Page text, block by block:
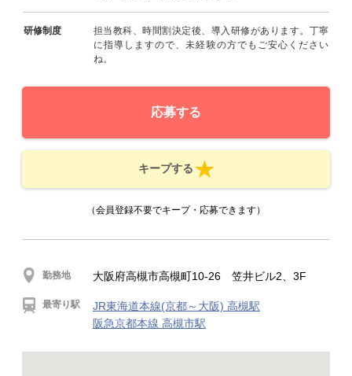
研修制度
担当教科、時間割決定後、導入研修があります。丁寧
に指導しますので、未経験の方でもご安心ください
ね。
応募する
キープする
（会員登録不要でキープ・応募できます）
勤務地 大阪府高槻市高槻町10-26 笠井ビル2、3F
最寄り駅
JR東海道本線(京都～大阪) 高槻駅
阪急京都本線 高槻市駅